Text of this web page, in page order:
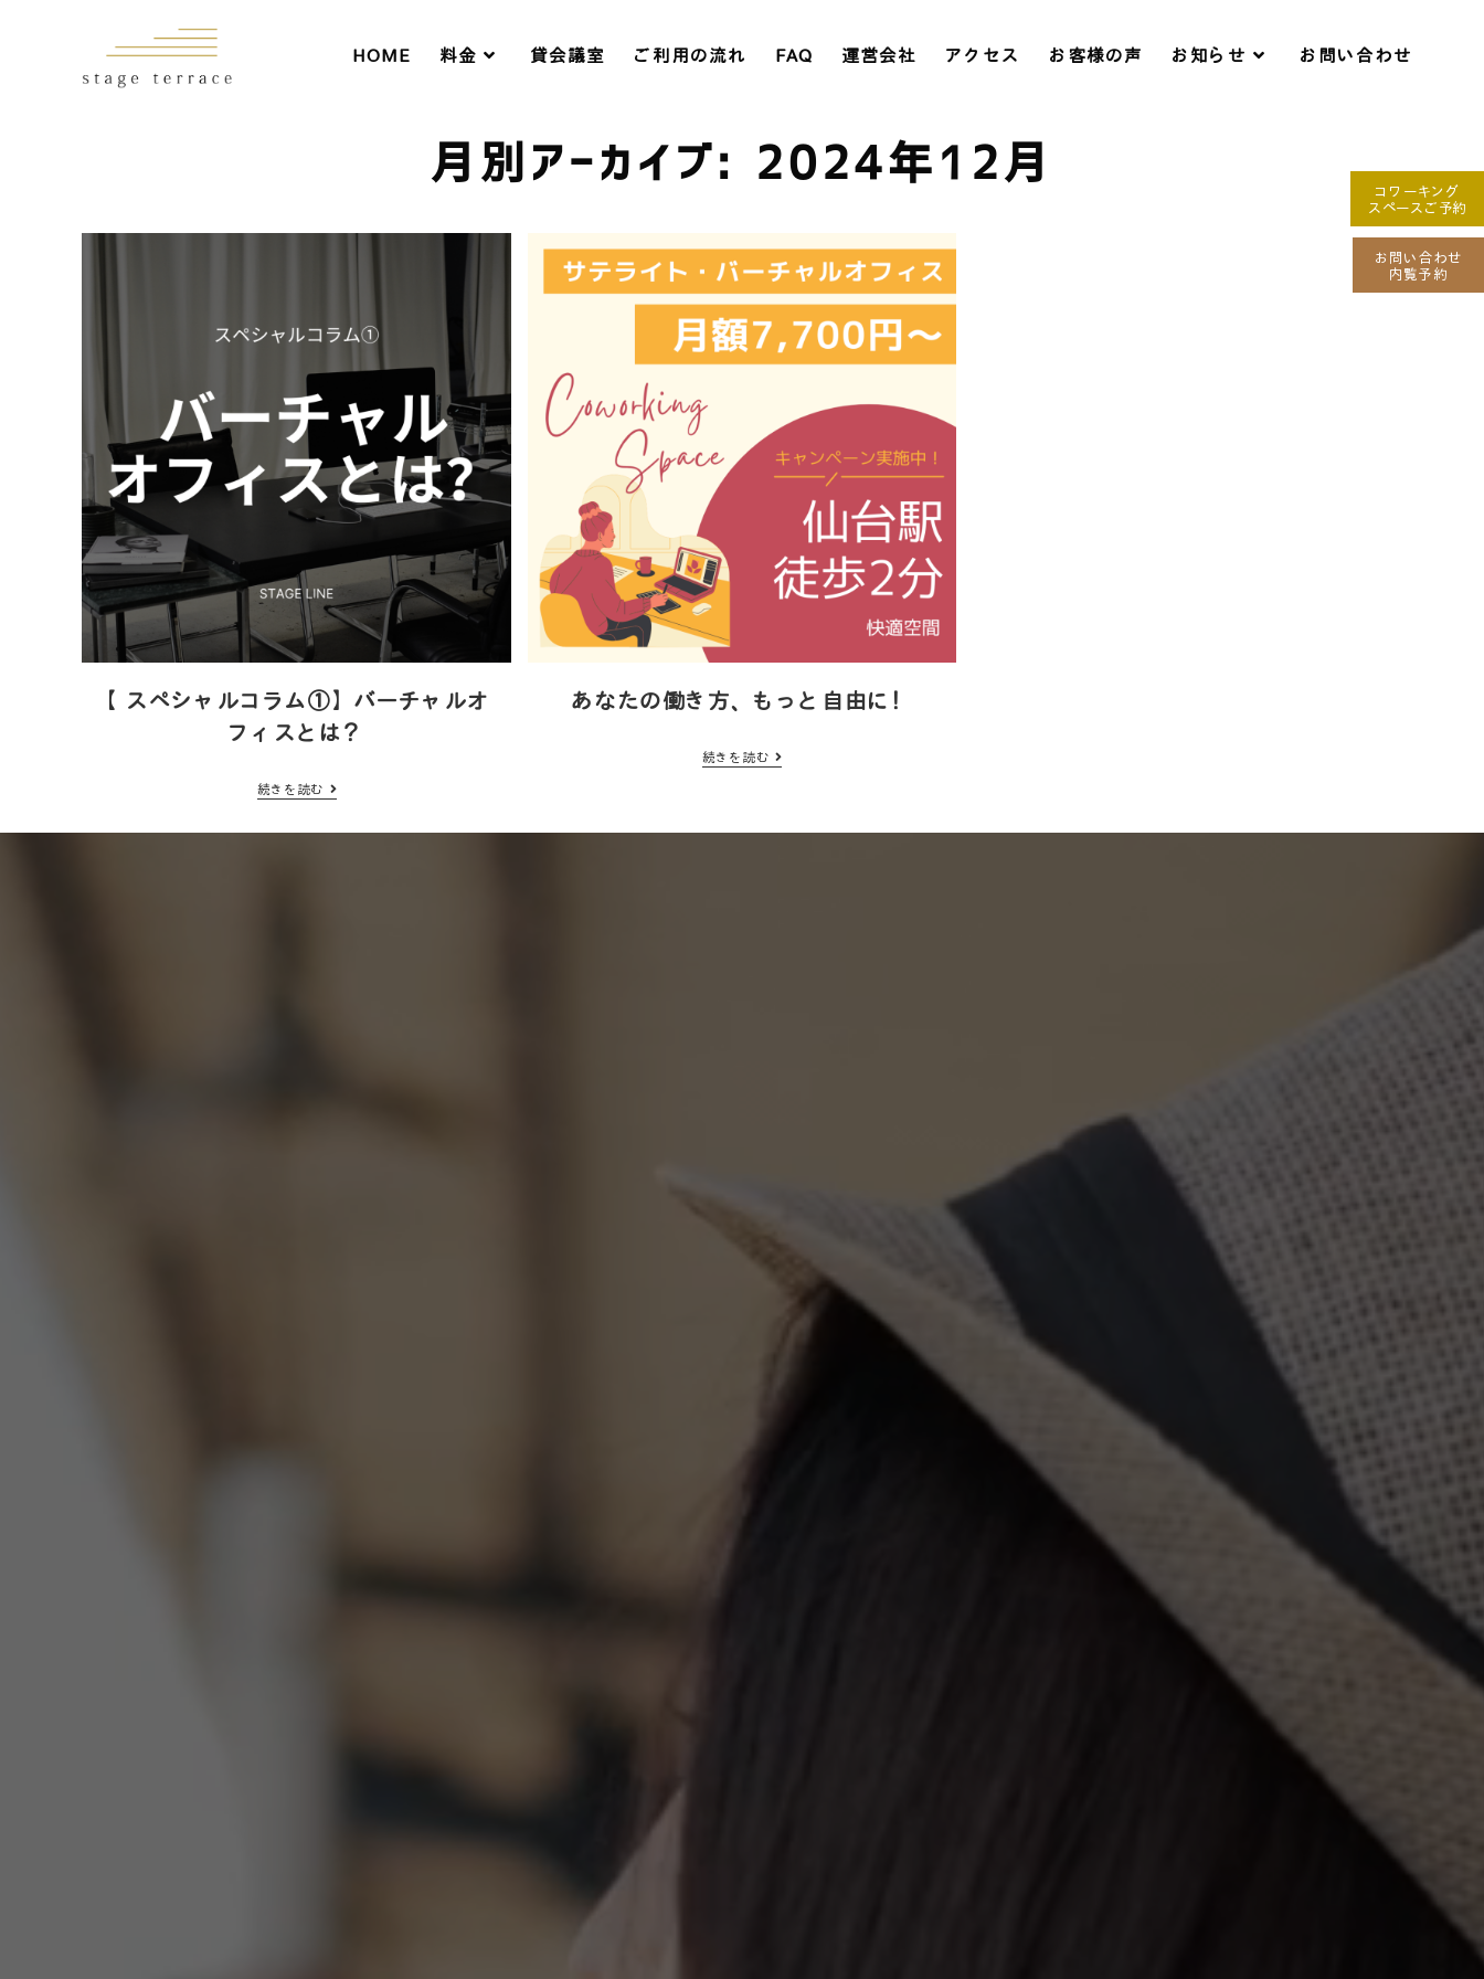
HOME 料金 貸会議室 ご利用の流れ FAQ 運営会社 アクセス お客様の声 お知らせ お問い合わせ
月別アーカイブ: 2024年12月
【スペシャルコラム①】バーチャルオ
フィスとは？
続きを読む
あなたの働き方、もっと自由に！
続きを読む
コワーキング
スペースご予約
お問い合わせ
内覧予約